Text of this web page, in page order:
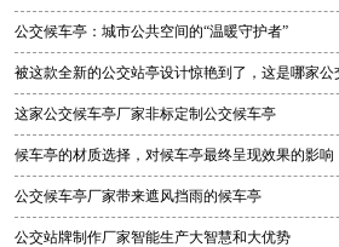
程
公交候车亭：城市公共空间的“温暖守护者”
被这款全新的公交站亭设计惊艳到了，这是哪家公
产厂家生
这家公交候车亭厂家非标定制公交候车亭
候车亭的材质选择，对候车亭最终呈现效果的影响
公交候车亭厂家带来遮风挡雨的候车亭
公交站牌制作厂家智能生产大智慧和大优势